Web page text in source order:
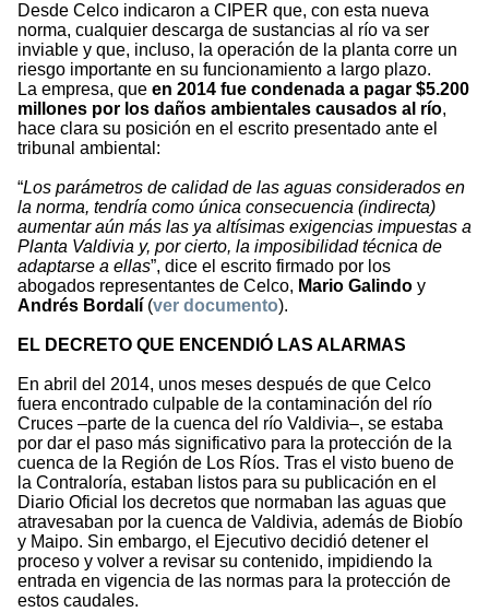
Desde Celco indicaron a CIPER que, con esta nueva
norma, cualquier descarga de sustancias al río va ser
inviable y que, incluso, la operación de la planta corre un
riesgo importante en su funcionamiento a largo plazo.
La empresa, que en 2014 fue condenada a pagar $5.200
millones por los daños ambientales causados al río,
hace clara su posición en el escrito presentado ante el
tribunal ambiental:
“Los parámetros de calidad de las aguas considerados en
la norma, tendría como única consecuencia (indirecta)
aumentar aún más las ya altísimas exigencias impuestas a
Planta Valdivia y, por cierto, la imposibilidad técnica de
adaptarse a ellas”, dice el escrito firmado por los
abogados representantes de Celco, Mario Galindo y
Andrés Bordalí (ver documento).
EL DECRETO QUE ENCENDIÓ LAS ALARMAS
En abril del 2014, unos meses después de que Celco
fuera encontrado culpable de la contaminación del río
Cruces –parte de la cuenca del río Valdivia–, se estaba
por dar el paso más significativo para la protección de la
cuenca de la Región de Los Ríos. Tras el visto bueno de
la Contraloría, estaban listos para su publicación en el
Diario Oficial los decretos que normaban las aguas que
atravesaban por la cuenca de Valdivia, además de Biobío
y Maipo. Sin embargo, el Ejecutivo decidió detener el
proceso y volver a revisar su contenido, impidiendo la
entrada en vigencia de las normas para la protección de
estos caudales.